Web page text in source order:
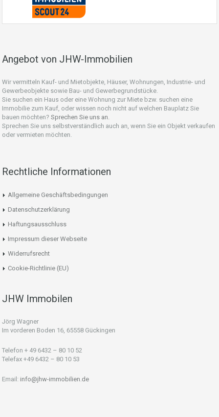
Angebot von JHW-Immobilien
Wir vermitteln Kauf- und Mietobjekte, Häuser, Wohnungen, Industrie- und
Gewerbeobjekte sowie Bau- und Gewerbegrundstücke.
Sie suchen ein Haus oder eine Wohnung zur Miete bzw. suchen eine
Immobilie zum Kauf, oder wissen noch nicht auf welchen Bauplatz Sie
bauen möchten? Sprechen Sie uns an.
Sprechen Sie uns selbstverständlich auch an, wenn Sie ein Objekt verkaufen
oder vermieten möchten.
Rechtliche Informationen
Allgemeine Geschäftsbedingungen
Datenschutzerklärung
Haftungsausschluss
Impressum dieser Webseite
Widerrufsrecht
Cookie-Richtlinie (EU)
JHW Immobilen
Jörg Wagner
Im vorderen Boden 16, 65558 Gückingen
Telefon + 49 6432 – 80 10 52
Telefax +49 6432 – 80 10 53
Email: info@jhw-immobilien.de